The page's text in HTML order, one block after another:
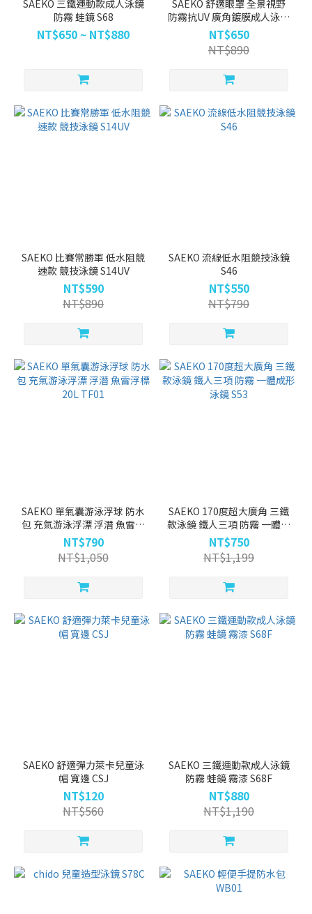
SAEKO 三鐵運動款成人泳鏡
防霧 蛙鏡 S68
NT$650 ~ NT$880
SAEKO 舒適眼罩 全景視野
防霧抗UV 廣角鍍膜成人泳鏡
S67UV
NT$650
NT$890
SAEKO 比賽常勝軍 低水阻競
速款 競技泳鏡 S14UV
NT$590
NT$890
SAEKO 流線低水阻競技泳鏡
S46
NT$550
NT$790
SAEKO 單氣囊游泳浮球 防水
包 充氣游泳浮漂 浮潛 魚雷浮
標 20L TF01
NT$790
NT$1,050
SAEKO 170度超大廣角 三鐵
款泳鏡 鐵人三項 防霧 一體成
形泳鏡 S53
NT$750
NT$1,199
SAEKO 舒適彈力萊卡兒童泳
帽 寬邊 CSJ
NT$120
NT$560
SAEKO 三鐵運動款成人泳鏡
防霧 蛙鏡 霧漆 S68F
NT$880
NT$1,190